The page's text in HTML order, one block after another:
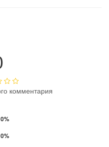
комментария
0%
0%